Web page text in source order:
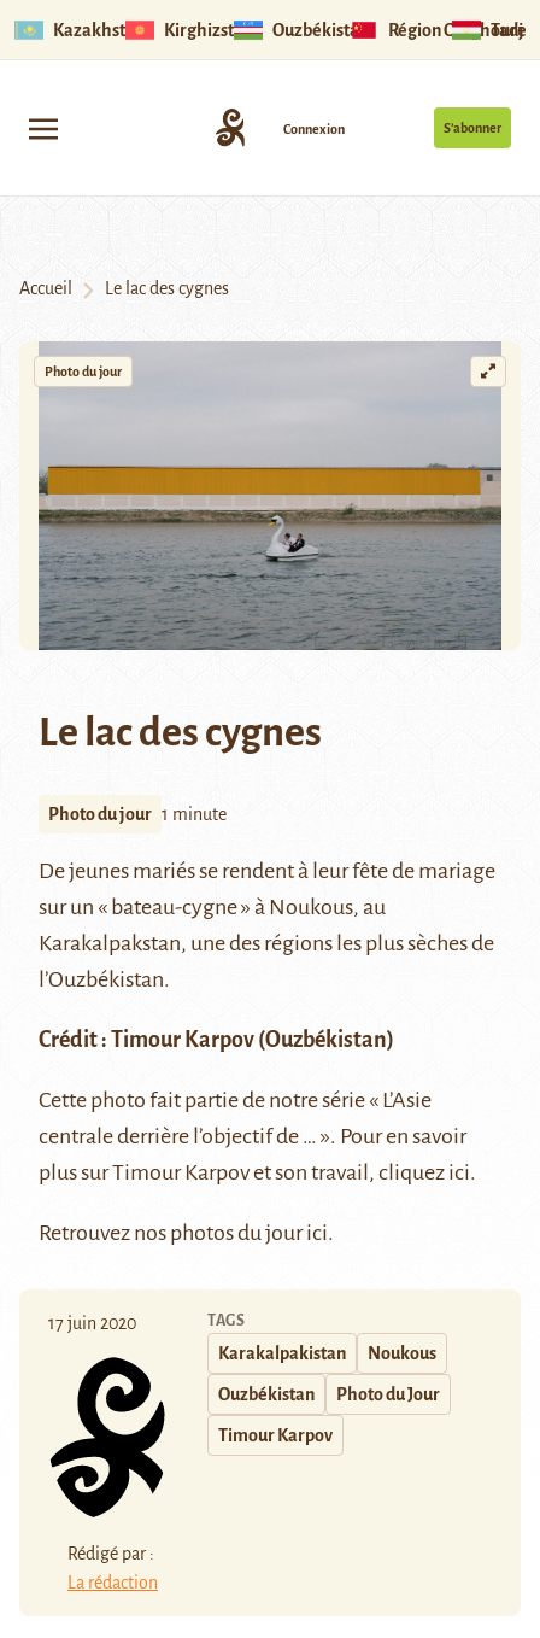
Kazakhstan Kirghizstan Ouzbékistan Région Ouïghoure
S’abonner
Connexion
Accueil Le lac des cygnes
Photo du jour
Le lac des cygnes
Photo du jour 1 minute
De jeunes mariés se rendent à leur fête de mariage
sur un « bateau-cygne » à Noukous, au
Karakalpakstan, une des régions les plus sèches de
l’Ouzbékistan.
Crédit : Timour Karpov (Ouzbékistan)
Cette photo fait partie de notre série « L’Asie
centrale derrière l’objectif de … ». Pour en savoir
plus sur Timour Karpov et son travail, cliquez ici.
Retrouvez nos photos du jourici.
17 juin 2020
Rédigé par :
La rédaction
TAGS
Karakalpakistan Noukous
Ouzbékistan Photo du Jour
Timour Karpov